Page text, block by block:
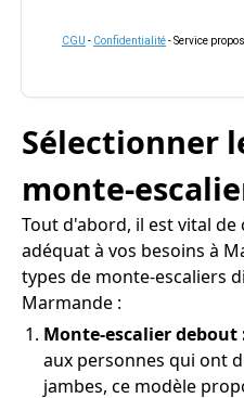
CGU - Confidentialité- Service
Sélectionner
monte-
Tout d'abord, il est vital
adéquat à vos besoins à
types de monte-escaliers
Marmande :
Monte-escalier debout
aux personnes qui ont
jambes, ce modèle